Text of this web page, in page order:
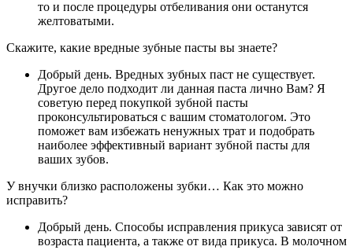
то и после процедуры отбеливания они останутся
желтоватыми.
Скажите, какие вредные зубные пасты вы знаете?
Добрый день. Вредных зубных паст не существует.
Другое дело подходит ли данная паста лично Вам? Я
советую перед покупкой зубной пасты
проконсультироваться с вашим стоматологом. Это
поможет вам избежать ненужных трат и подобрать
наиболее эффективный вариант зубной пасты для
ваших зубов.
У внучки близко расположены зубки… Как это можно
исправить?
Добрый день. Способы исправления прикуса зависят от
возраста пациента, а также от вида прикуса. В молочном